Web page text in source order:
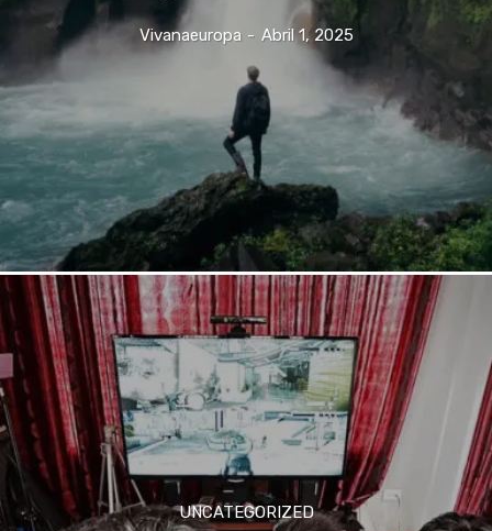
Vivanaeuropa - Abril 1, 2025
UNCATEGORIZED